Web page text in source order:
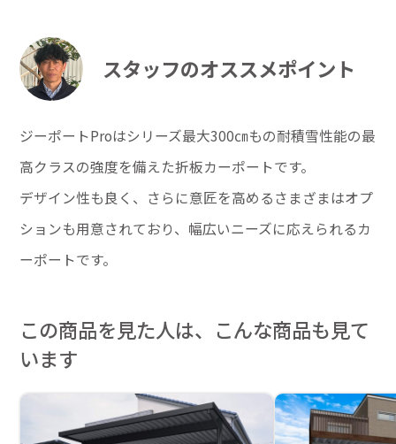
スタッフのオススメポイント
ジーポートProはシリーズ最大300㎝もの耐積雪性能の最
高クラスの強度を備えた折板カーポートです。
デザイン性も良く、さらに意匠を高めるさまざまはオプ
ションも用意されており、幅広いニーズに応えられるカ
ーポートです。
この商品を見た人は、こんな商品も見て
います